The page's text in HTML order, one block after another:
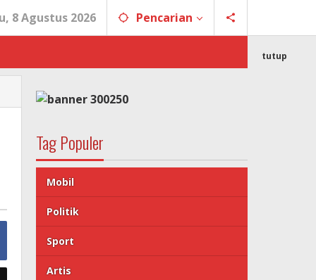
8 Agustus 2026 Pencarian
tutup
Tag Populer
Mobil
Politik
Sport
Artis